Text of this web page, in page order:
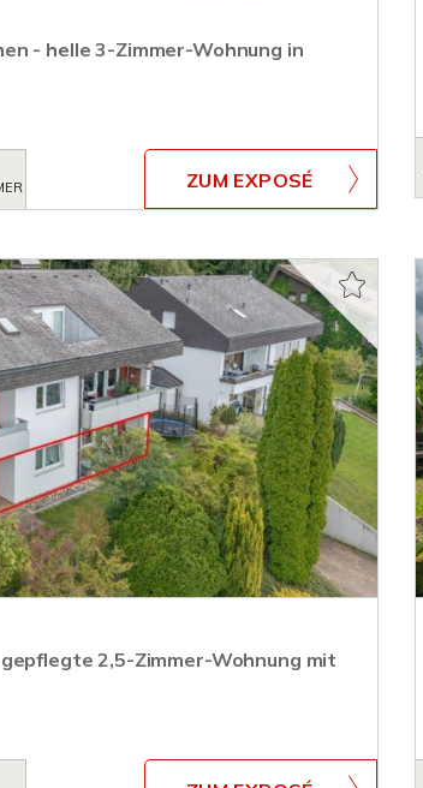
- helle 3-Zimmer-Wohnung in
ZUM EXPOSÉ
2,5-Zimmer-Wohnung mit